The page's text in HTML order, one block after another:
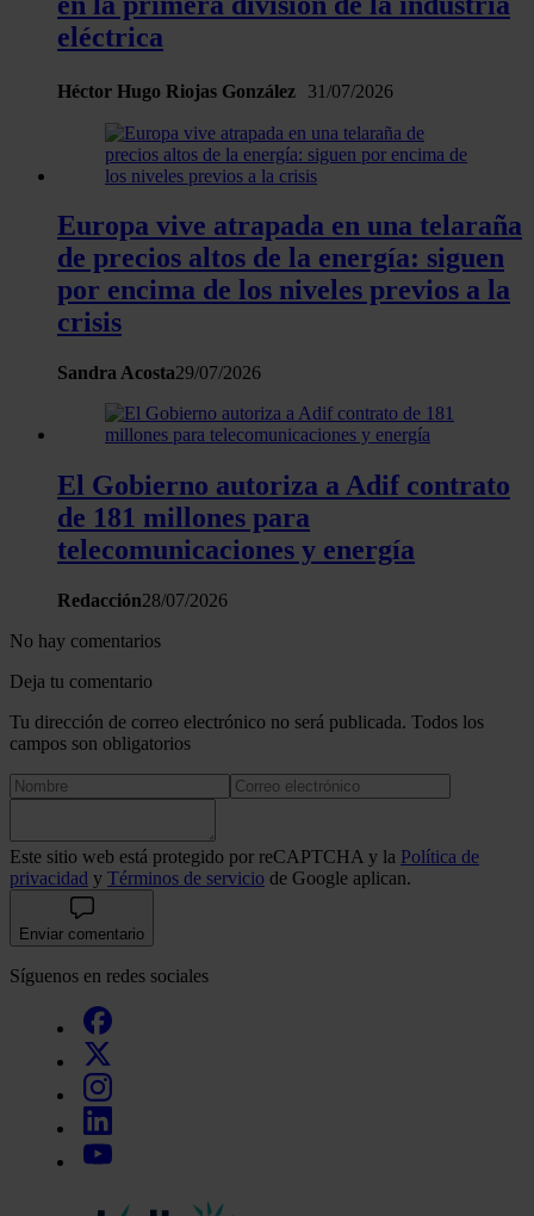
el contenido y los anuncios, ofrecer funciones de redes
sociales y analizar el tráfico. Además, compartimos
nuestros partners de redes sociales, publicidad y análisis
web, quienes pueden combinarla con otra información
que les haya proporcionado o que hayan recopilado a
partir del uso que haya hecho de sus servicios.
eléctrica
Héctor Hugo Riojas González 31/07/2026
Europa vive atrapada en una telaraña
de precios altos de la energía: siguen
por encima de los niveles previos a la
crisis
Sandra Acosta29/07/2026
El Gobierno autoriza a Adif contrato
de 181 millones para
telecomunicaciones y energía
Redacción28/07/2026
No hay comentarios
Deja tu comentario
Tu dirección de correo electrónico no será publicada. Todos los
campos son obligatorios
Este sitio web está protegido por reCAPTCHA y la Política de
privacidad y Términos de servicio de Google aplican.
Enviar comentario
Síguenos en redes sociales